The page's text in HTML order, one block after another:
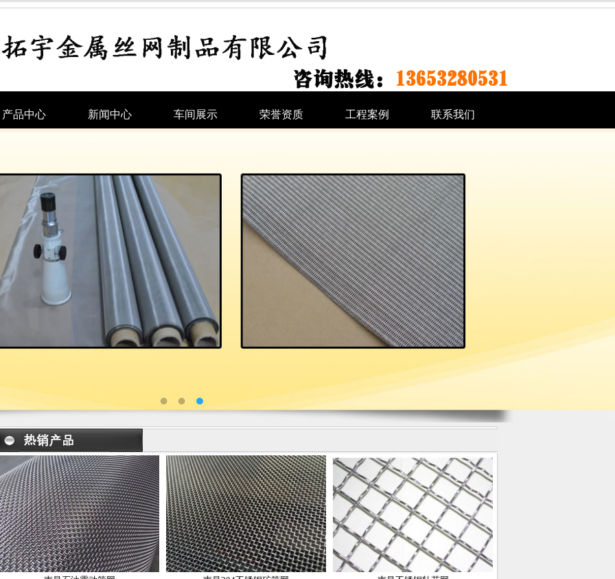
产品中心 新闻中心 车间展示 荣誉资质 工程案例 联系我们